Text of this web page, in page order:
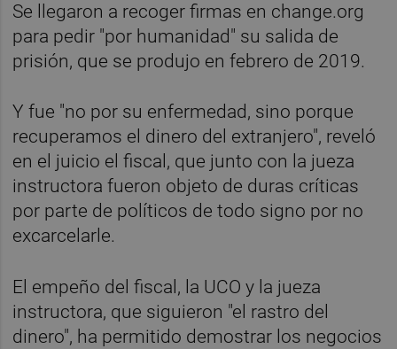
Se llegaron a recoger firmas en change.org
para pedir "por humanidad" su salida de
prisión, que se produjo en febrero de 2019.
Y fue "no por su enfermedad, sino porque
recuperamos el dinero del extranjero", reveló
en el juicio el fiscal, que junto con la jueza
instructora fueron objeto de duras críticas
por parte de políticos de todo signo por no
excarcelarle.
El empeño del fiscal, la UCO y la jueza
instructora, que siguieron "el rastro del
dinero", ha permitido demostrar los negocios